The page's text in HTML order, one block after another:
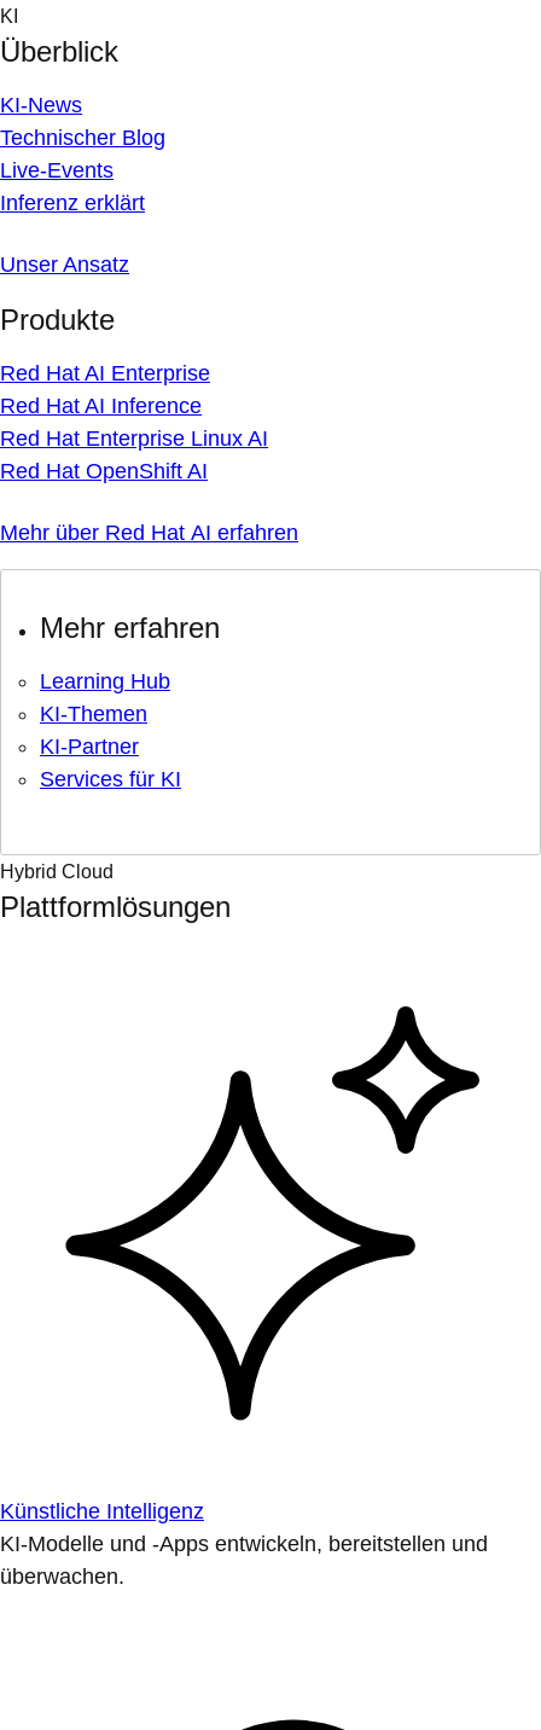
Skip
to
content
KI
Überblick
KI-News
Technischer Blog
Live-Events
Inferenz erklärt
Unser Ansatz
Produkte
Red Hat AI Enterprise
Red Hat AI Inference
Red Hat Enterprise Linux AI
Red Hat OpenShift AI
Mehr über Red Hat AI erfahren
Mehr erfahren
Learning Hub
KI-Themen
KI-Partner
Services für KI
Hybrid Cloud
Plattformlösungen
Künstliche Intelligenz
KI-Modelle und -Apps entwickeln, bereitstellen und
überwachen.